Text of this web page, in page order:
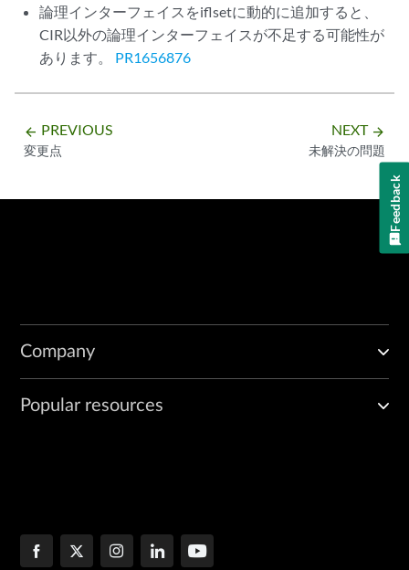
論理インターフェイスをiflsetに動的に追加すると、
CIR以外の論理インターフェイスが不足する可能性が
あります。 PR1656876
arrow_backward PREVIOUS
変更点
NEXT arrow_forward
未解決の問題
Company
Popular resources
Feedback